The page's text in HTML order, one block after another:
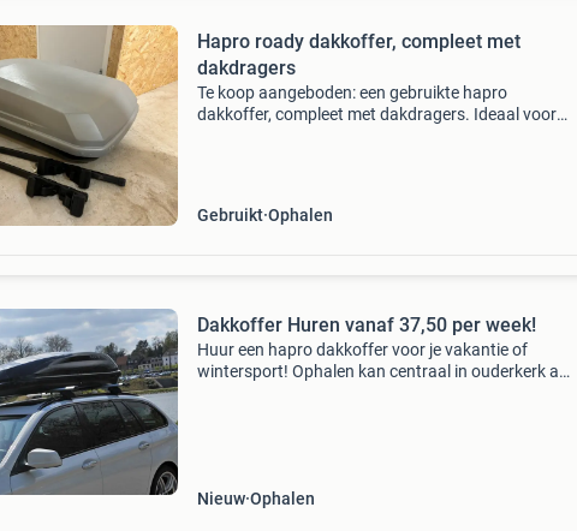
Hapro roady dakkoffer, compleet met
dakdragers
Te koop aangeboden: een gebruikte hapro
dakkoffer, compleet met dakdragers. Ideaal voor
Gebruikt Ophalen
Dakkoffer Huren vanaf 37,50 per week!
Huur een hapro dakkoffer voor je vakantie of
wintersport! Ophalen kan centraal in ouderkerk aan
Nieuw Ophalen